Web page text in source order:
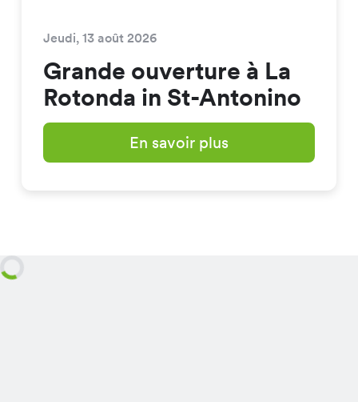
Jeudi, 13 août 2026
Grande ouverture à La
Rotonda in St-Antonino
En savoir plus